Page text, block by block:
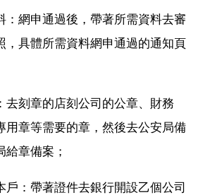
：網申通過後，帶著所需資料去審
，具體所需資料網申通過的通知頁
去刻章的店刻公司的公章、財務
用章等需要的章，然後去公安局備
章備案；
戶：帶著證件去銀行開設乙個公司